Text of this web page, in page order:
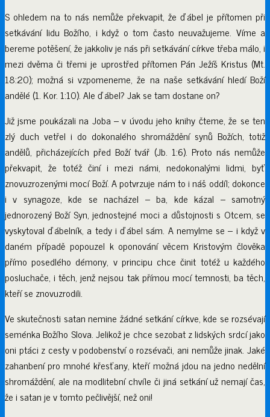
S ohledem na to nás nemůže překvapit, že ďábel je přítomen při
setkávání lidu Božího, i když o tom často neuvažujeme. Víme a
bereme potěšení, že jakkoliv je nás při setkávání církve třeba málo, i
mezi dvěma či třemi je uprostřed přítomen Pán Ježíš Kristus (Mt.
18:20); možná si vzpomeneme, že na naše setkávání hledí Boží
andělé (1. Kor. 1:10). Ale ďábel? Jak se tam dostane on?
Již jsme poukázali na Joba – v úvodu jeho knihy čteme, že se ten
zlý duch vetřel i do dokonalého shromáždění synů Božích, totiž
andělů, přicházejících před Boží tvář (Jb. 1:6). Proto nás nemůže
překvapit, že totéž činí i mezi námi, nedokonalými lidmi, byť
znovuzrozenými mocí Boží. A potvrzuje nám to i náš oddíl; dokonce
i v synagoze, kde se nacházel – ba, kde kázal – samotný
jednorozený Boží Syn, jednostejné moci a důstojnosti s Otcem, se
vyskytoval ďábelník, a tedy i ďábel sám. A nemylme se – i když v
daném případě popouzel k oponování věcem Kristovým člověka
přímo posedlého démony, v principu chce činit totéž u každého
posluchače, i těch, jenž nejsou tak přímou mocí temnosti, ba těch,
kteří se znovuzrodili.
Ve skutečnosti satan nemine žádné setkání církve, kde se rozsévají
seménka Božího Slova. Jelikož je chce sezobat z lidských srdcí jako
oni ptáci z cesty v podobenství o rozsévači, ani nemůže jinak. Jaké
zahanbení pro mnohé křesťany, kteří možná jdou na jedno nedělní
shromáždění, ale na modlitební chvíle či jiná setkání už nemají čas,
že i satan je v tomto pečlivější, než oni!